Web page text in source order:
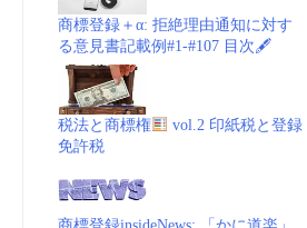
商標登録＋α: 拒絶理由通知に対す
る意見書記載例#1-#107 目次🖋
税法と商標権
vol.2 印紙税と登録
免許税